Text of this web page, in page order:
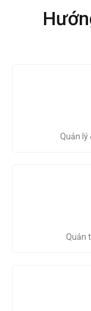
Quản lý
Quản